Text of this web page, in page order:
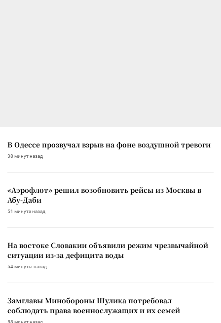
В Одессе прозвучал взрыв на фоне воздушной тревоги
38 минут назад
«Аэрофлот» решил возобновить рейсы из Москвы в
Абу-Даби
51 минута назад
На востоке Словакии объявили режим чрезвычайной
ситуации из-за дефицита воды
54 минуты назад
Замглавы Минобороны Шулика потребовал
соблюдать права военнослужащих и их семей
58 минут назад